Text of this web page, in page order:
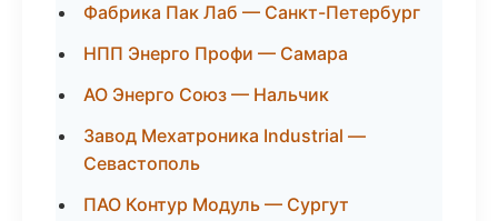
Фабрика Пак Лаб — Санкт-Петербург
НПП Энерго Профи — Самара
АО Энерго Союз — Нальчик
Завод Мехатроника Industrial —
Севастополь
ПАО Контур Модуль — Сургут